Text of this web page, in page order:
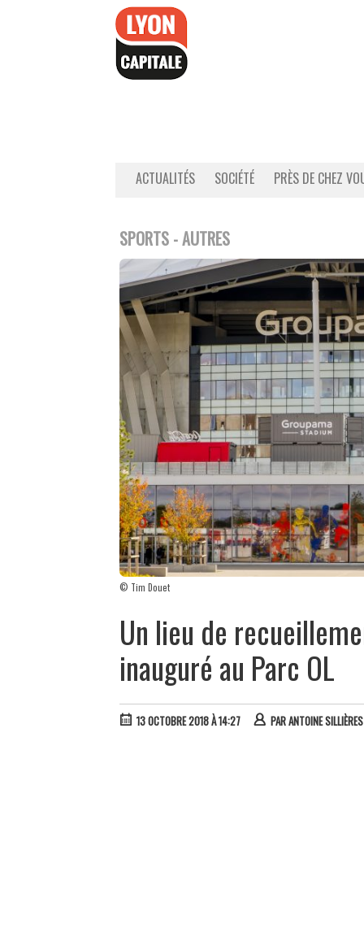
ACTUALITÉS SOCIÉTÉ PRÈS DE CHEZ
SPORTS - AUTRES
© Tim Douet
Un lieu de
inauguré au Parc OL
13 OCTOBRE 2018 À 14:27 PARANTOINE SILLIÈRES